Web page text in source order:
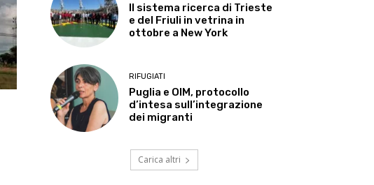
Il sistema ricerca di Trieste
e del Friuli in vetrina in
ottobre a New York
RIFUGIATI
Puglia e OIM, protocollo
d’intesa sull’integrazione
dei migranti
Carica altri